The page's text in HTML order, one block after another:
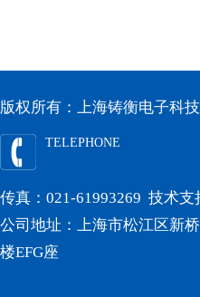
版权所有：上海铸衡电子科
TELEPHONE
传真：021-61993269 技术支
公司地址：上海市松江区新
楼EFG座